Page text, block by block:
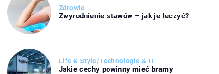
Zdrowie
Zwyrodnienie stawów – jak je leczyć?
Life & Style/Technologie & IT
Jakie cechy powinny mieć bramy